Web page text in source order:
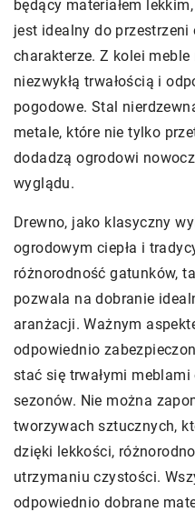
będący materiałem
jest idealny do
charakterze. Z kolei
niezwykłą trwałością i
pogodowe. Stal
metale, które nie tylko
dodadzą ogrodowi
wyglądu.
Drewno, jako klasyczny
ogrodowym ciepła i
różnorodność gatunków,
pozwala na dobranie
aranżacji. Ważnym
odpowiednio
stać się trwałymi
sezonów. Nie można
tworzywach sztucznych,
dzięki lekkości,
utrzymaniu czystości.
odpowiednio dobrane